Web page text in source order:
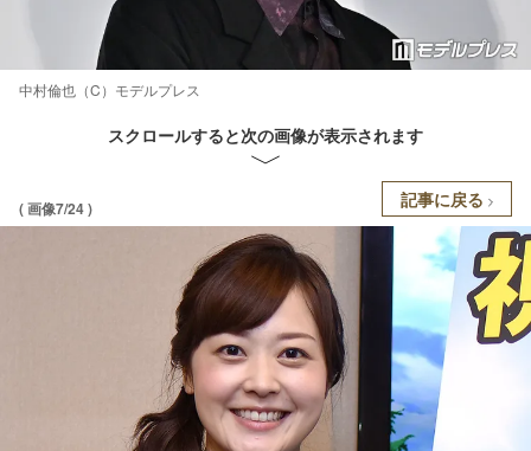
中村倫也（C）モデルプレス
スクロールすると次の画像が表示されます
( 画像7/24 ) 記事に戻る